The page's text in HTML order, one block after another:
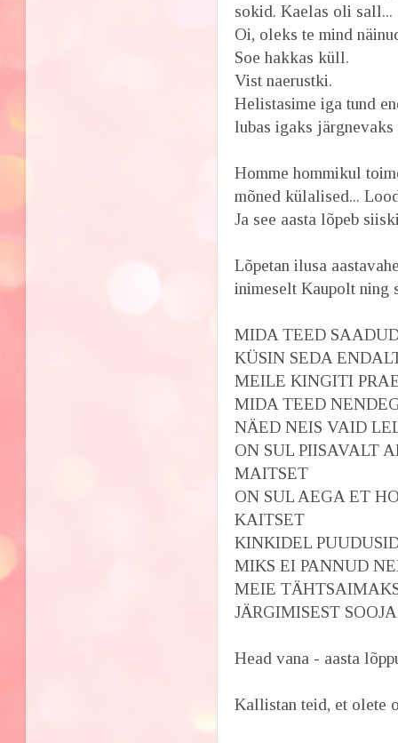
sokid. Kaelas oli sall...
Oi, oleks te mind
Soe hakkas küll.
Vist naerustki.
Helistasime iga tund
lubas igaks
Homme hommikul
mõned külalised...
Ja see aasta lõpeb
Lõpetan ilusa
inimeselt Kaupolt ning
MIDA TEED
KÜSIN SEDA
MEILE KINGITI
MIDA TEED
NÄED NEIS VAID
ON SUL PIISAVALT
MAITSET
ON SUL AEGA ET
KAITSET
KINKIDEL
MIKS EI PANNUD
MEIE
JÄRGIMISEST SOOJA
Head vana - aasta
Kallistan teid, et olete